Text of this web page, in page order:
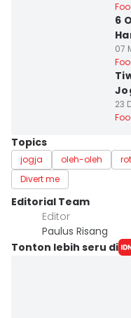
6
07
23
Topics
jogja oleh-oleh
Divert me
Editorial Team
Editor
Paulus Risang
Tonton lebih seru di